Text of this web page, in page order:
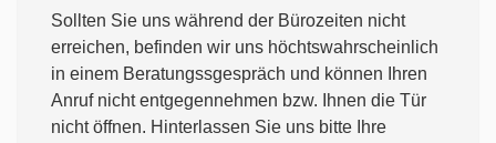
Sollten Sie uns während der Bürozeiten nicht
erreichen, befinden wir uns höchtswahrscheinlich
in einem Beratungssgespräch und können Ihren
Anruf nicht entgegennehmen bzw. Ihnen die Tür
nicht öffnen. Hinterlassen Sie uns bitte Ihre